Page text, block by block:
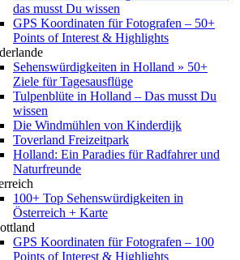
das musst Du wissen
GPS Koordinaten für Fotografen – 50+
Points of Interest & Highlights
Sehenswürdigkeiten in Holland » 50+
Ziele für Tagesausflüge
Tulpenblüte in Holland – Das musst Du
wissen
Die Windmühlen von Kinderdijk
Toverland Freizeitpark
Holland: Ein Paradies für Radfahrer und
Naturfreunde
100+ Top Sehenswürdigkeiten in
Österreich + Karte
GPS Koordinaten für Fotografen – 100
Points of Interest & Highlights